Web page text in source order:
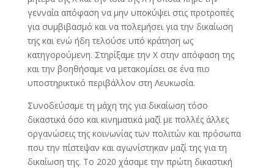
γενναία απόφαση να μην υποκύψει στις προτροπές
για συμβιβασμό και να πολεμήσει για την δικαίωση
της και ενώ ήδη τελούσε υπό κράτηση ως
κατηγορούμενη. Στηρίξαμε την Χ στην απόφαση της
και την βοηθήσαμε να μετακομίσει σε ένα πιο
υποστηρικτικό περιβάλλον στη Λευκωσία.
Συνοδεύσαμε τη μάχη της για δικαίωση τόσο
δικαστικά όσο και κινηματικά μαζί με πολλές άλλες
οργανώσεις της κοινωνίας των πολιτών και πρόσωπα
που την πίστεψαν και αγωνίστηκαν μαζί της για τη
δικαίωση της. Το 2020 χάσαμε την πρώτη δικαστική